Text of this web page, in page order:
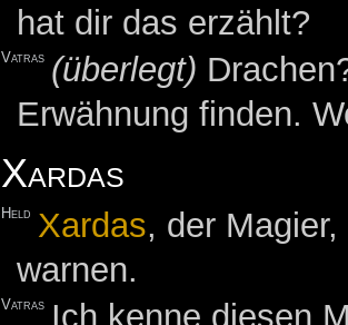
hat dir das erzählt?
Vatras (überlegt)
Erwähnung finden.
Xardas
Held Xardas, der
warnen.
Vatras Ich kenne diesen